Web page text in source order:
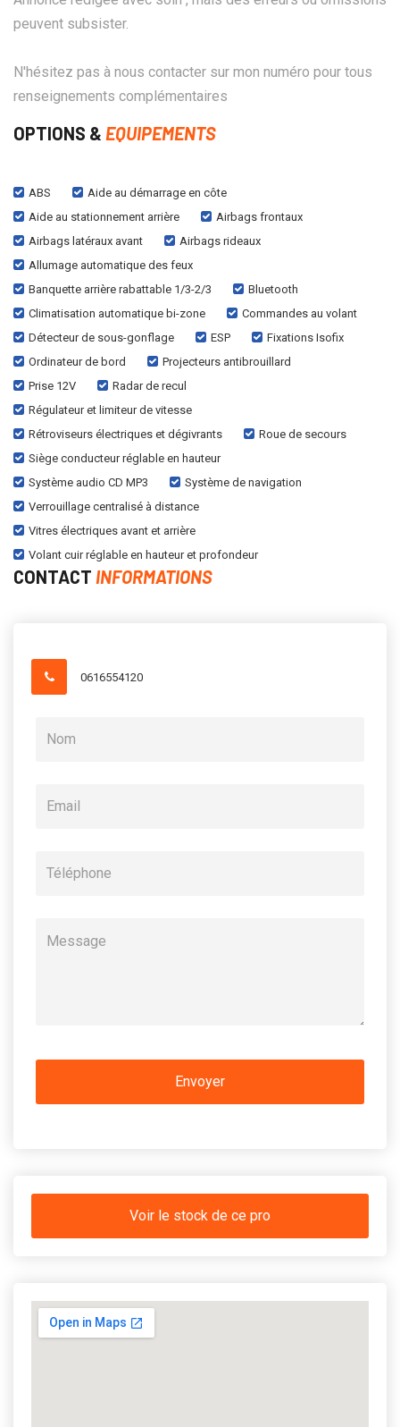
peuvent subsister.
N'hésitez pas à nous contacter sur mon numéro pour tous
renseignements complémentaires
OPTIONS & EQUIPEMENTS
ABS
Aide au démarrage en côte
Aide au stationnement arrière
Airbags frontaux
Airbags latéraux avant
Airbags rideaux
Allumage automatique des feux
Banquette arrière rabattable 1/3-2/3
Bluetooth
Climatisation automatique bi-zone
Commandes au volant
Détecteur de sous-gonflage
ESP
Fixations Isofix
Ordinateur de bord
Projecteurs antibrouillard
Prise 12V
Radar de recul
Régulateur et limiteur de vitesse
Rétroviseurs électriques et dégivrants
Roue de secours
Siège conducteur réglable en hauteur
Système audio CD MP3
Système de navigation
Verrouillage centralisé à distance
Vitres électriques avant et arrière
Volant cuir réglable en hauteur et profondeur
CONTACT INFORMATIONS
0616554120
Voir le stock de ce pro